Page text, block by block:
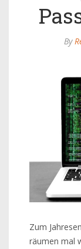
By
Zum
räumen mal